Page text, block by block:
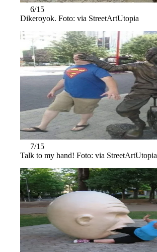
6/15
Dikeroyok. Foto: via StreetArtUtopia
7/15
Talk to my hand! Foto: via StreetArtUtopia